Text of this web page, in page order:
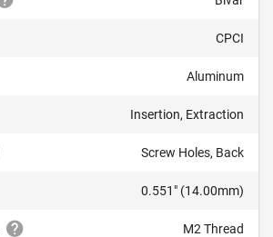
CPCI
Aluminum
Insertion, Extraction
Screw Holes, Back
0.551" (14.00mm)
M2 Thread